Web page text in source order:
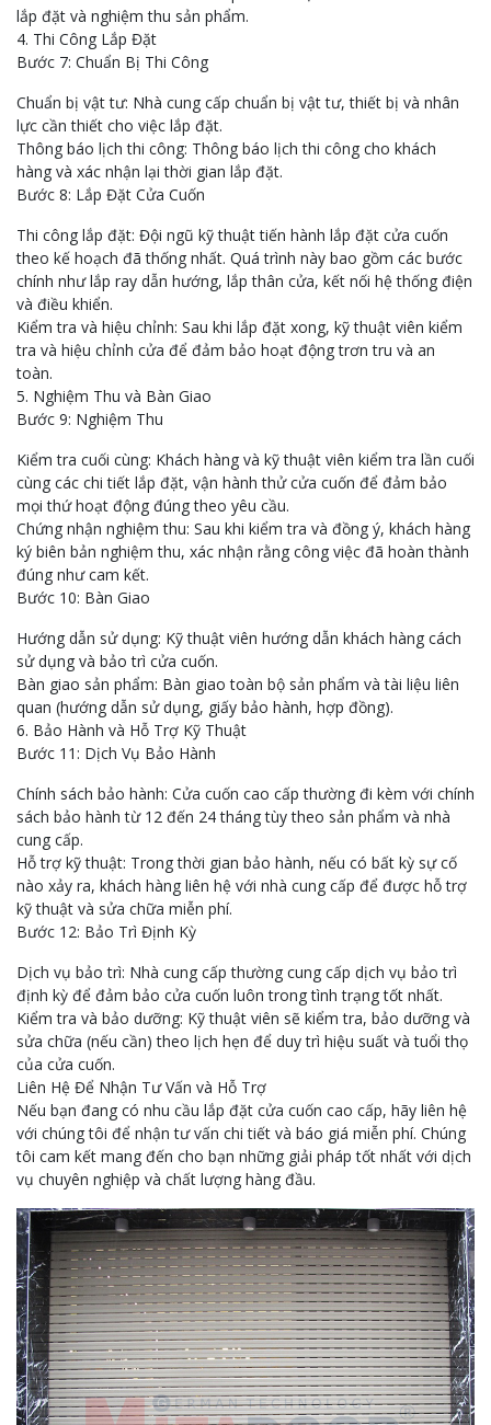
lắp đặt và nghiệm thu sản phẩm.
4. Thi Công Lắp Đặt
Bước 7: Chuẩn Bị Thi Công
Chuẩn bị vật tư: Nhà cung cấp chuẩn bị vật tư, thiết bị và nhân
lực cần thiết cho việc lắp đặt.
Thông báo lịch thi công: Thông báo lịch thi công cho khách
hàng và xác nhận lại thời gian lắp đặt.
Bước 8: Lắp Đặt Cửa Cuốn
Thi công lắp đặt: Đội ngũ kỹ thuật tiến hành lắp đặt cửa cuốn
theo kế hoạch đã thống nhất. Quá trình này bao gồm các bước
chính như lắp ray dẫn hướng, lắp thân cửa, kết nối hệ thống điện
và điều khiển.
Kiểm tra và hiệu chỉnh: Sau khi lắp đặt xong, kỹ thuật viên kiểm
tra và hiệu chỉnh cửa để đảm bảo hoạt động trơn tru và an
toàn.
5. Nghiệm Thu và Bàn Giao
Bước 9: Nghiệm Thu
Kiểm tra cuối cùng: Khách hàng và kỹ thuật viên kiểm tra lần cuối
cùng các chi tiết lắp đặt, vận hành thử cửa cuốn để đảm bảo
mọi thứ hoạt động đúng theo yêu cầu.
Chứng nhận nghiệm thu: Sau khi kiểm tra và đồng ý, khách hàng
ký biên bản nghiệm thu, xác nhận rằng công việc đã hoàn thành
đúng như cam kết.
Bước 10: Bàn Giao
Hướng dẫn sử dụng: Kỹ thuật viên hướng dẫn khách hàng cách
sử dụng và bảo trì cửa cuốn.
Bàn giao sản phẩm: Bàn giao toàn bộ sản phẩm và tài liệu liên
quan (hướng dẫn sử dụng, giấy bảo hành, hợp đồng).
6. Bảo Hành và Hỗ Trợ Kỹ Thuật
Bước 11: Dịch Vụ Bảo Hành
Chính sách bảo hành: Cửa cuốn cao cấp thường đi kèm với chính
sách bảo hành từ 12 đến 24 tháng tùy theo sản phẩm và nhà
cung cấp.
Hỗ trợ kỹ thuật: Trong thời gian bảo hành, nếu có bất kỳ sự cố
nào xảy ra, khách hàng liên hệ với nhà cung cấp để được hỗ trợ
kỹ thuật và sửa chữa miễn phí.
Bước 12: Bảo Trì Định Kỳ
Dịch vụ bảo trì: Nhà cung cấp thường cung cấp dịch vụ bảo trì
định kỳ để đảm bảo cửa cuốn luôn trong tình trạng tốt nhất.
Kiểm tra và bảo dưỡng: Kỹ thuật viên sẽ kiểm tra, bảo dưỡng và
sửa chữa (nếu cần) theo lịch hẹn để duy trì hiệu suất và tuổi thọ
của cửa cuốn.
Liên Hệ Để Nhận Tư Vấn và Hỗ Trợ
Nếu bạn đang có nhu cầu lắp đặt cửa cuốn cao cấp, hãy liên hệ
với chúng tôi để nhận tư vấn chi tiết và báo giá miễn phí. Chúng
tôi cam kết mang đến cho bạn những giải pháp tốt nhất với dịch
vụ chuyên nghiệp và chất lượng hàng đầu.